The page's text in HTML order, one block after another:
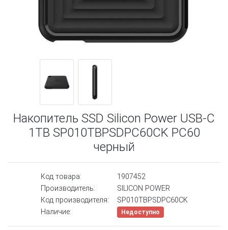
Накопитель SSD Silicon Power USB-C
1TB SP010TBPSDPC60CK PC60
черный
Код товара:
1907452
Производитель:
SILICON POWER
Код производителя:
SP010TBPSDPC60CK
Наличие:
Недоступно